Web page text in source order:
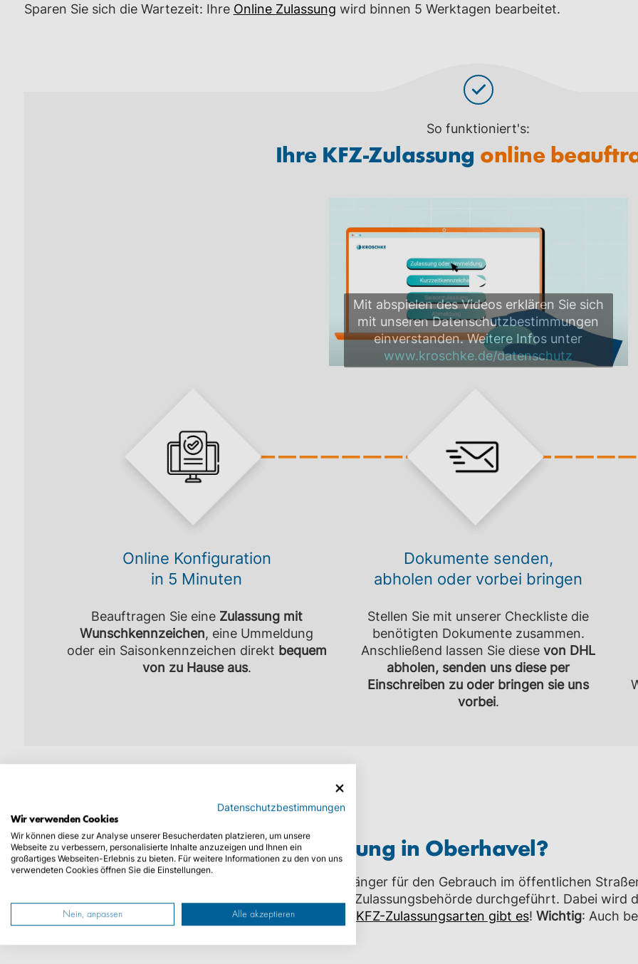
Sparen Sie sich die Wartezeit: Ihre Online Zulassung wird binnen 5 Werktagen bearbeitet.
So funktioniert's:
Ihre KFZ-Zulassung online
Mit abspielen des Videos erklären Sie sich
mit unseren Datenschutzbestimmungen
einverstanden. Weitere Infos unter
www.kroschke.de/datenschutz
Online Konfiguration
in 5 Minuten
Beauftragen Sie eine Zulassung mit
Wunschkennzeichen, eine Ummeldung
oder ein Saisonkennzeichen direkt bequem
von zu Hause aus.
Dokumente senden,
abholen oder vorbei bringen
Stellen Sie mit unserer Checkliste die
benötigten Dokumente zusammen.
Anschließend lassen Sie diesevon DHL
abholen, senden uns diese per
Einschreiben zu oder bringen sie uns
vorbei.
Erfahrungen von Kunden bei Trusted Shops
Wann benötigen Sie eine Zulassung in Oberhavel?
Grundsätzlich muss jedes Kraftfahrzeug und jeder Anhänger für den Gebrauch im öffentlichen
auch Anmeldung genannt und wird in der zuständigen Zulassungsbehörde durchgeführt. Dabei wird
einzigartiger Kennzeichenkombination zugeteilt.
Diese KFZ-Zulassungsarten gibt es! Wichtig: Auch
Datenschutzbestimmungen
Wir verwenden Cookies
Wir können diese zur Analyse unserer Besucherdaten platzieren, um unsere
Webseite zu verbessern, personalisierte Inhalte anzuzeigen und Ihnen ein
großartiges Webseiten-Erlebnis zu bieten. Für weitere Informationen zu den von uns
verwendeten Cookies öffnen Sie die Einstellungen.
Nein, anpassen Alle akzeptieren